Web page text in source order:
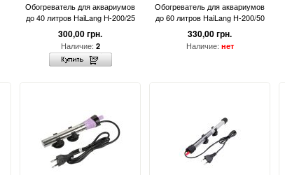
Обогреватель для аквариумов
до 40 литров HaiLang H-200/25
300,00 грн.
Наличие: 2
Обогреватель для аквариумов
до 60 литров HaiLang H-200/50
330,00 грн.
Наличие: нет